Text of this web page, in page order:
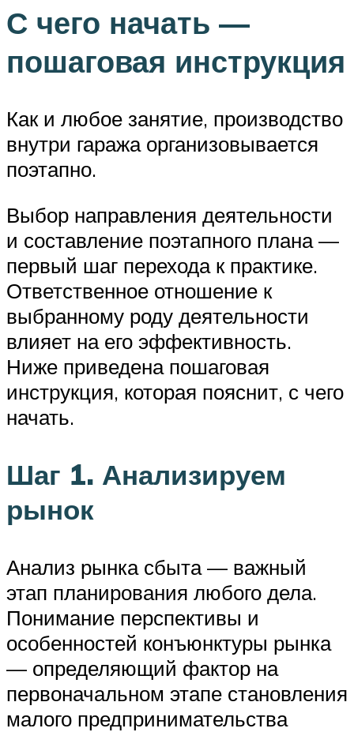
С чего начать —
пошаговая инструкция
Как и любое занятие, производство
внутри гаража организовывается
поэтапно.
Выбор направления деятельности
и составление поэтапного плана —
первый шаг перехода к практике.
Ответственное отношение к
выбранному роду деятельности
влияет на его эффективность.
Ниже приведена пошаговая
инструкция, которая пояснит, с чего
начать.
Шаг 1. Анализируем
рынок
Анализ рынка сбыта — важный
этап планирования любого дела.
Понимание перспективы и
особенностей конъюнктуры рынка
— определяющий фактор на
первоначальном этапе становления
малого предпринимательства